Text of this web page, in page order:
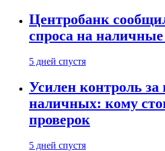
Центробанк
спроса на
5 дней спустя
Усилен контроль за
наличных: кому
проверок
5 дней спустя